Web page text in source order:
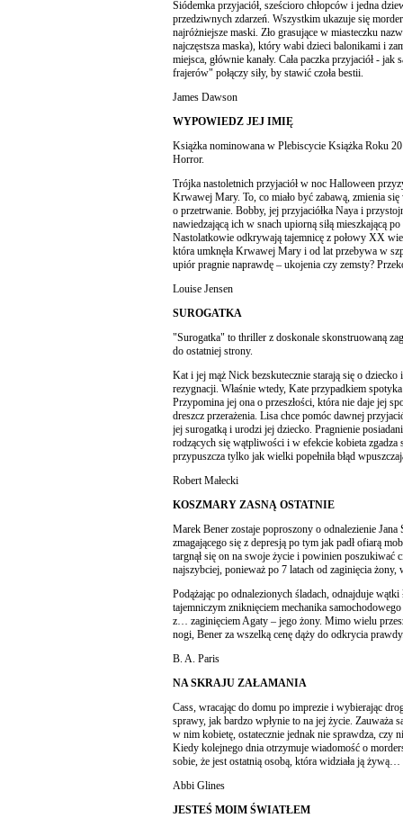
Siódemka przyjaciół, sześcioro chłopców i jedna
przedziwnych zdarzeń. Wszystkim ukazuje się
najróżniejsze maski. Zło grasujące w miasteczku
najczęstsza maska), który wabi dzieci balonikami i
miejsca, głównie kanały. Cała paczka przyjaciół -
frajerów" połączy siły, by stawić czoła bestii.
James Dawson
WYPOWIEDZ JEJ IMIĘ
Książka nominowana w Plebiscycie Książka Roku
Horror.
Trójka nastoletnich przyjaciół w noc Halloween
Krwawej Mary. To, co miało być zabawą, zmienia
o przetrwanie. Bobby, jej przyjaciółka Naya i
nawiedzającą ich w snach upiorną siłą mieszkającą
Nastolatkowie odkrywają tajemnicę z połowy XX
która umknęła Krwawej Mary i od lat przebywa w
upiór pragnie naprawdę – ukojenia czy zemsty?
Louise Jensen
SUROGATKA
"Surogatka" to thriller z doskonale skonstruowaną
do ostatniej strony.
Kat i jej mąż Nick bezskutecznie starają się o
rezygnacji. Właśnie wtedy, Kate przypadkiem
Przypomina jej ona o przeszłości, która nie daje jej
dreszcz przerażenia. Lisa chce pomóc dawnej
jej surogatką i urodzi jej dziecko. Pragnienie
rodzących się wątpliwości i w efekcie kobieta zgadza
przypuszcza tylko jak wielki popełniła błąd
Robert Małecki
KOSZMARY ZASNĄ OSTATNIE
Marek Bener zostaje poproszony o odnalezienie Jana
zmagającego się z depresją po tym jak padł ofiarą
targnął się on na swoje życie i powinien poszukiwać
najszybciej, ponieważ po 7 latach od zaginięcia żony,
Podążając po odnalezionych śladach, odnajduje wątki
tajemniczym zniknięciem mechanika
z… zaginięciem Agaty – jego żony. Mimo wielu
nogi, Bener za wszelką cenę dąży do odkrycia
B. A. Paris
NA SKRAJU ZAŁAMANIA
Cass, wracając do domu po imprezie i wybierając
sprawy, jak bardzo wpłynie to na jej życie. Zauważa
w nim kobietę, ostatecznie jednak nie sprawdza, czy
Kiedy kolejnego dnia otrzymuje wiadomość o
sobie, że jest ostatnią osobą, która widziała ją żywą…
Abbi Glines
JESTEŚ MOIM ŚWIATŁEM